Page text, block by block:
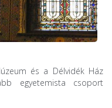
és a Délvidék Ház
egyetemista csoport